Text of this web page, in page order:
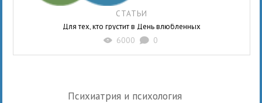
СТАТЬИ
Для тех, кто грустит в День влюбленных
X 6000 K 0
Психиатрия и психология